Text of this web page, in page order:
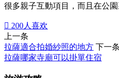
很多親子互動項目，而且在公
 200人喜欢
上一条
拉薩適合拍婚紗照的地方 下一条
拉薩哪家寺廟可以掛單住宿